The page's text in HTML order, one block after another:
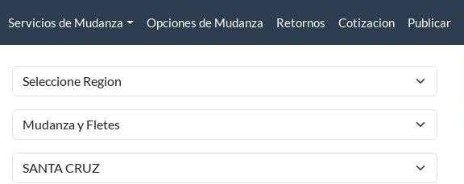
Servicios de Mudanza Opciones de Mudanza Retornos Cotizacion Publicar